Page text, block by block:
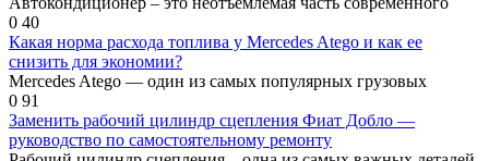
0 40
Какая норма расхода топлива у Mercedes Atego и как ее
снизить для экономии?
Mercedes Atego — один из самых популярных грузовых
0 91
Заменить рабочий цилиндр сцепления Фиат Добло —
руководство по самостоятельному ремонту